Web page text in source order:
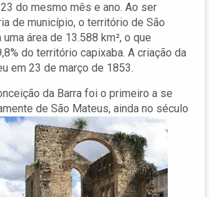
do mesmo mês e ano. Ao ser
de município, o território de São
área de 13.588 km², o que
do território capixaba. A criação da
em 23 de março de 1853.
da Barra foi o primeiro a se
de São Mateus, ainda no século